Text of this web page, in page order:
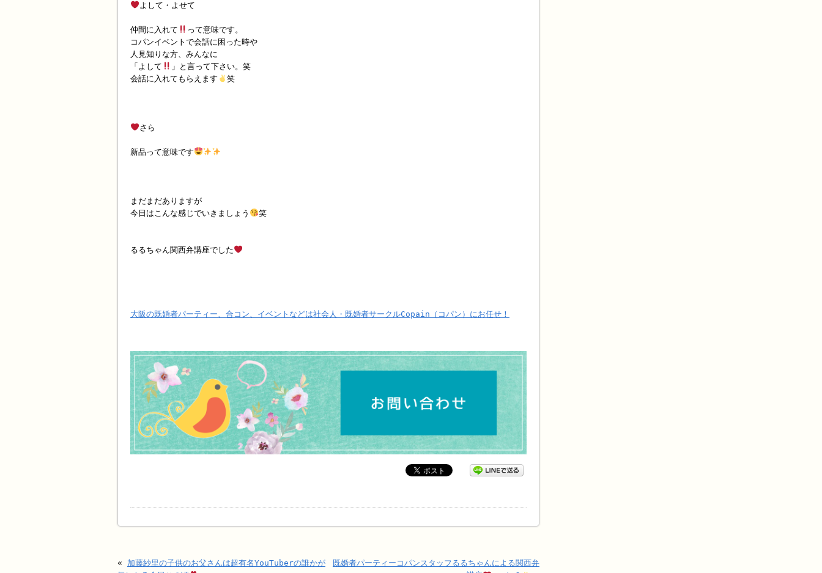
よして・よせて
仲間に入れて
って意味です。
コパンイベントで会話に困った時や
人見知りな方、みんなに
「よして
」と言って下さい。笑
会話に入れてもらえます
笑
さら
新品って意味です
まだまだありますが
今日はこんな感じでいきましょう
笑
るるちゃん関西弁講座でした
大阪の既婚者パーティー、合コン、イベントなどは社会人・既婚者サークルCopain（コパン）にお任せ！
« 加藤紗里の子供のお父さんは超有名YouTuberの誰かが
既婚者パーティーコパンスタッフるるちゃんによる関西弁